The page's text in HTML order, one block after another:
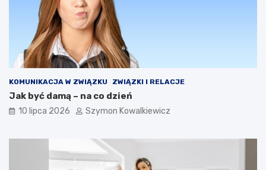
KOMUNIKACJA W ZWIĄZKU ZWIĄZKI I RELACJE
Jak być damą – na co dzień
10 lipca 2026 Szymon Kowalkiewicz